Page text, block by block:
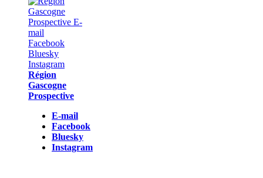
Région
Gascogne
Prospective
E-mail
Facebook
Bluesky
Instagram